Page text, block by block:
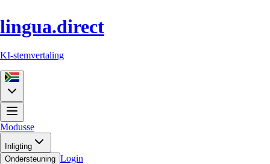
lingua.direct
KI-stemvertaling
Modusse
Inligting
Ondersteuning Login